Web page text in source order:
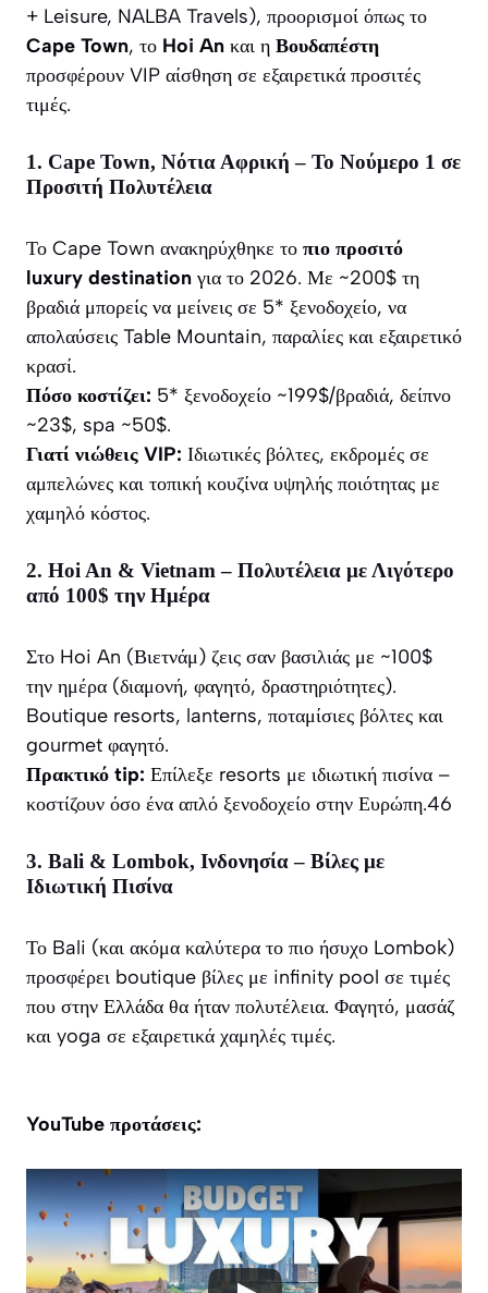
+ Leisure, NALBA Travels), προορισμοί όπως το
Cape Town, το Hoi An και η Βουδαπέστη
προσφέρουν VIP αίσθηση σε εξαιρετικά προσιτές
τιμές.
1. Cape Town, Νότια Αφρική – Το Νούμερο 1 σε
Προσιτή Πολυτέλεια
Το Cape Town ανακηρύχθηκε το πιο προσιτό
luxury destination για το 2026. Με ~200$ τη
βραδιά μπορείς να μείνεις σε 5* ξενοδοχείο, να
απολαύσεις Table Mountain, παραλίες και εξαιρετικό
κρασί.
Πόσο κοστίζει: 5* ξενοδοχείο ~199$/βραδιά, δείπνο
~23$, spa ~50$.
Γιατί νιώθεις VIP: Ιδιωτικές βόλτες, εκδρομές σε
αμπελώνες και τοπική κουζίνα υψηλής ποιότητας με
χαμηλό κόστος.
2. Hoi An & Vietnam – Πολυτέλεια με Λιγότερο
από 100$ την Ημέρα
Στο Hoi An (Βιετνάμ) ζεις σαν βασιλιάς με ~100$
την ημέρα (διαμονή, φαγητό, δραστηριότητες).
Boutique resorts, lanterns, ποταμίσιες βόλτες και
gourmet φαγητό.
Πρακτικό tip: Επίλεξε resorts με ιδιωτική πισίνα –
κοστίζουν όσο ένα απλό ξενοδοχείο στην Ευρώπη.46
3. Bali & Lombok, Ινδονησία – Βίλες με
Ιδιωτική Πισίνα
Το Bali (και ακόμα καλύτερα το πιο ήσυχο Lombok)
προσφέρει boutique βίλες με infinity pool σε τιμές
που στην Ελλάδα θα ήταν πολυτέλεια. Φαγητό, μασάζ
και yoga σε εξαιρετικά χαμηλές τιμές.
YouTube προτάσεις: